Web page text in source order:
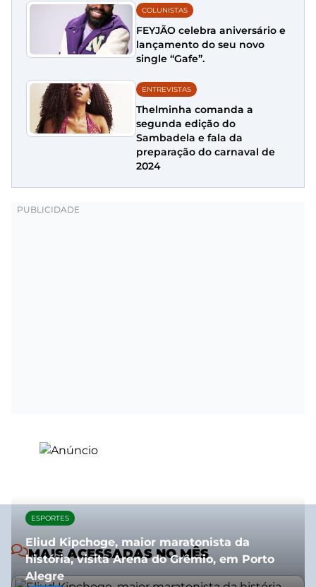
COLUNISTAS
FEYJÃO celebra aniversário e
lançamento do seu novo
single “Gafe”.
ENTREVISTAS
Thelminha comanda a
segunda edição do
Sambadela e fala da
preparação do carnaval de
2024
MAIS ACESSADAS NO MÊS
ESPORTES
Eliud Kipchoge, maior maratonista da
história, visita Arena do Grêmio, em Porto
Alegre